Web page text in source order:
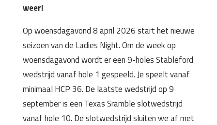
weer!
Op woensdagavond 8 april 2026 start het nieuwe
seizoen van de Ladies Night. Om de week op
woensdagavond wordt er een 9-holes Stableford
wedstrijd vanaf hole 1 gespeeld. Je speelt vanaf
minimaal HCP 36. De laatste wedstrijd op 9
september is een Texas Sramble slotwedstrijd
vanaf hole 10. De slotwedstrijd sluiten we af met